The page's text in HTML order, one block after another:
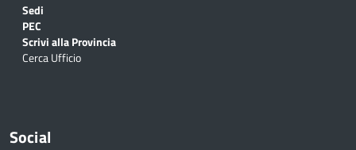
Sedi
PEC
Scrivi alla Provincia
Cerca Ufficio
Social